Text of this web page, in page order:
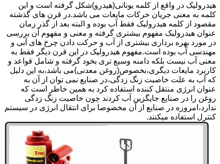
هیدرولیک در واقع از کلمه یونانی(هیدرو)شکل گرفته است و این
کلمه به معنی جریان حرکات مایعات می باشد.در قرن های گذشته
مقصود از کلمه هیدرولیک فقط آب بوده و البته بعد از گذر زمان
عنوان هیدرولیک مفهوم بیشتری گرفته و معنی و مفهوم آن بررسی
در مورد بهره برداری بیشتری از آب و حرکت دادن چرخ های آبی و
مهندسی آب بوده است.مفهوم هیدرولیک در این قرن دیگر فقط به
معنی آب نیست بلکه دامنه وسیع تری بخود گرفته و شامل قواعد و
کاربرد مایعات دیگری،بخصوص(روغن معدنی)می باشد،به این دلیل
که آب به علت خاصیت زنگ زدگی،در صنایع نمی توان از آن به
عنوان انرژی منتقل کننده استفاده کرد به همین خاطر است که
روغن را در صنایع جایگزین آب کردند چون خاصیت زنگ زدگی
ندارد،امروزه در صنایع از آن مخصوصا برای انتقال انرژی در سیستم
کنترل استفاده میکنند.